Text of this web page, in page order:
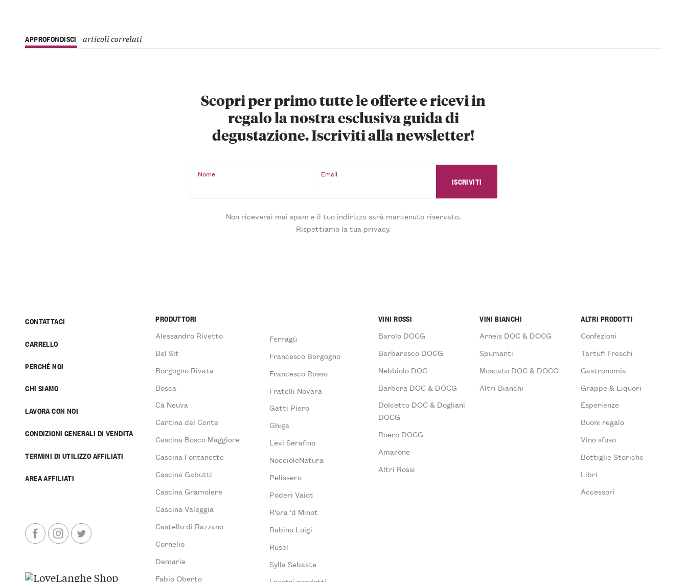
APPROFONDISCI articoli correlati
Scopri per primo tutte le offerte e ricevi in
regalo la nostra esclusiva guida di
degustazione. Iscriviti alla newsletter!
Nome Email
Non riceverai mai spam e il tuo indirizzo sarà mantenuto riservato.
Rispettiamo la tua privacy.
CONTATTACI
CARRELLO
PERCHÉ NOI
CHI SIAMO
LAVORA CON NOI
CONDIZIONI GENERALI DI VENDITA
TERMINI DI UTILIZZO AFFILIATI
AREA AFFILIATI
PRODUTTORI
Alessandro Rivetto
Bel Sit
Borgogno Rivata
Bosca
Cà Neuva
Cantina del Conte
Cascina Bosco Maggiore
Cascina Fontanette
Cascina Gabutti
Cascina Gramolere
Cascina Valeggia
Castello di Razzano
Cornelio
Demarie
Fabio Oberto
Ferragù
Francesco Borgogno
Francesco Rosso
Fratelli Novara
Gatti Piero
Ghiga
Levi Serafino
NoccioleNatura
Pelissero
Poderi Vaiot
R’era ‘d Minot
Rabino Luigi
Rusel
Sylla Sebaste
VINI ROSSI
Barolo DOCG
Barbaresco DOCG
Nebbiolo DOC
Barbera DOC & DOCG
Dolcetto DOC & Dogliani
DOCG
Roero DOCG
Amarone
Altri Rossi
VINI BIANCHI
Arneis DOC & DOCG
Spumanti
Moscato DOC & DOCG
Altri Bianchi
ALTRI PRODOTTI
Confezioni
Tartufi Freschi
Gastronomia
Grappe & Liquori
Esperienze
Buoni regalo
Vino sfuso
Bottiglie Storiche
Libri
Accessori